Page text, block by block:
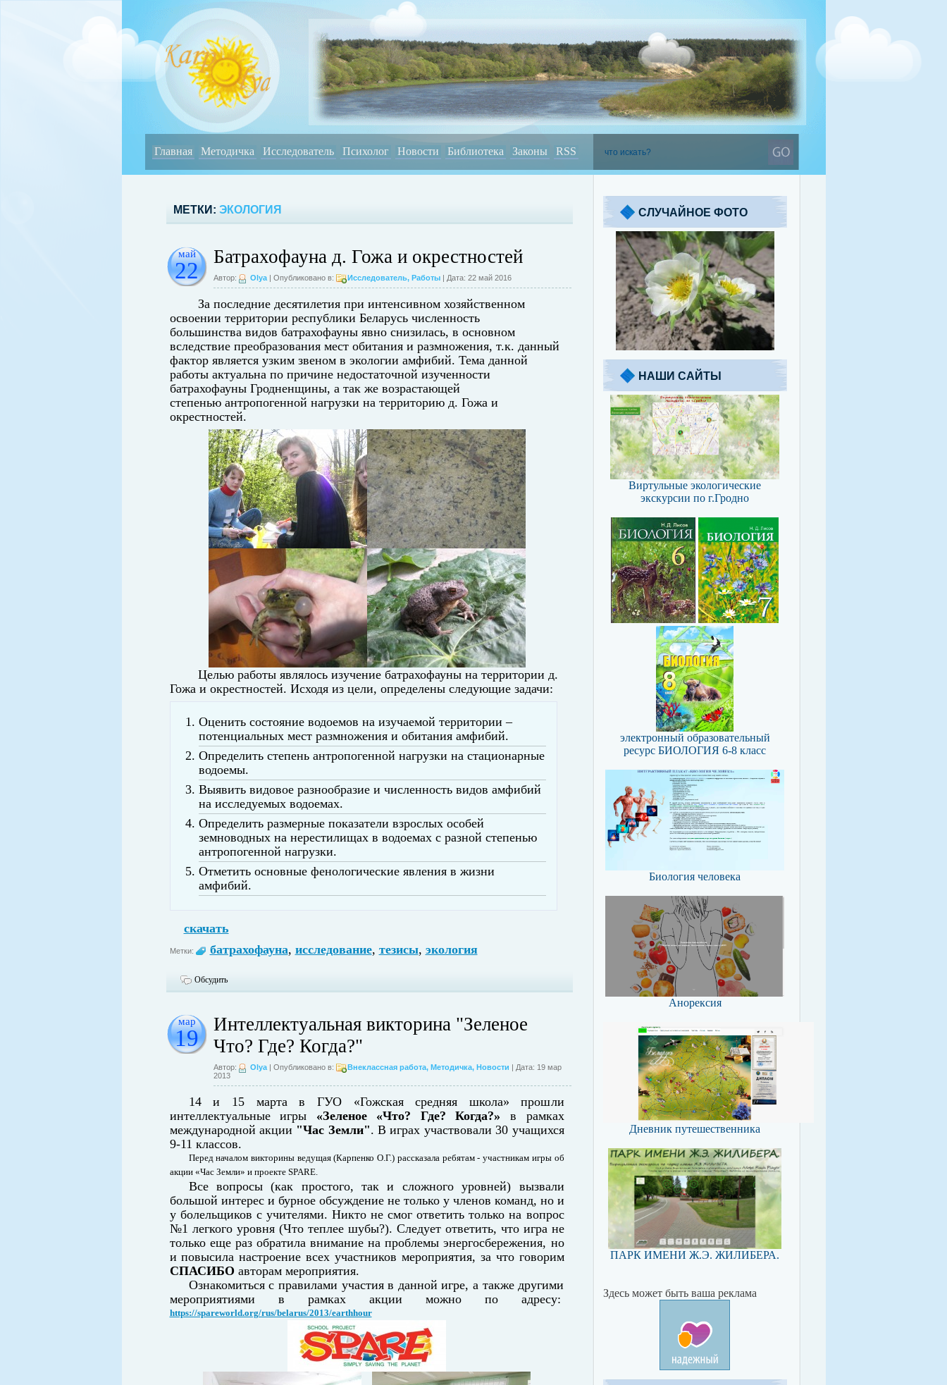
Главная Методичка Исследователь Психолог Новости Библиотека Законы RSS
МЕТКИ: ЭКОЛОГИЯ
май
22
Батрахофауна д. Гожа и окрестностей
Автор: Olya| Опубликовано в: Исследователь, Работы| Дата: 22 май 2016
За последние десятилетия при интенсивном хозяйственном
освоении территории республики Беларусь численность
большинства видов батрахофауны явно снизилась, в основном
вследствие преобразования мест обитания и размножения, т.к. данный
фактор является узким звеном в экологии амфибий. Тема данной
работы актуальна по причине недостаточной изученности
батрахофауны Гродненщины, а так же возрастающей
степенью антропогенной нагрузки на территорию д. Гожа и
окрестностей.
Целью работы являлось изучение батрахофауны на территории д.
Гожа и окрестностей. Исходя из цели, определены следующие задачи:
Оценить состояние водоемов на изучаемой территории –
потенциальных мест размножения и обитания амфибий.
Определить степень антропогенной нагрузки на стационарные
водоемы.
Выявить видовое разнообразие и численность видов амфибий
на исследуемых водоемах.
Определить размерные показатели взрослых особей
земноводных на нерестилищах в водоемах с разной степенью
антропогенной нагрузки.
Отметить основные фенологические явления в жизни
амфибий.
скачать
Метки: батрахофауна, исследование, тезисы, экология
Обсудить
мар
19
Интеллектуальная викторина "Зеленое
Что? Где? Когда?"
Автор: Olya| Опубликовано в: Внеклассная работа, Методичка, Новости | Дата: 19 мар
2013
14 и 15 марта в ГУО «Гожская средняя школа» прошли
интеллектуальные игры «Зеленое «Что? Где? Когда?» в рамках
международной акции "Час Земли". В играх участвовали 30 учащихся
9-11 классов.
Перед началом викторины ведущая (Карпенко О.Г.) рассказала ребятам - участникам игры об
акции «Час Земли» и проекте SPARE.
Все вопросы (как простого, так и сложного уровней) вызвали
большой интерес и бурное обсуждение не только у членов команд, но и
у болельщиков с учителями. Никто не смог ответить только на вопрос
№1 легкого уровня (Что теплее шубы?). Следует ответить, что игра не
только еще раз обратила внимание на проблемы энергосбережения, но
и повысила настроение всех участников мероприятия, за что говорим
СПАСИБО авторам мероприятия.
Ознакомиться с правилами участия в данной игре, а также другими
мероприятиями в рамках акции можно по адресу:
https://spareworld.org/rus/belarus/2013/earthhour
СЛУЧАЙНОЕ ФОТО
НАШИ САЙТЫ
Виртульные экологические
экскурсии по г.Гродно
электронный образовательный
ресурс БИОЛОГИЯ 6-8 класс
Биология человека
Анорексия
Дневник путешественника
ПАРК ИМЕНИ Ж.Э. ЖИЛИБЕРА.
Здесь может быть ваша реклама